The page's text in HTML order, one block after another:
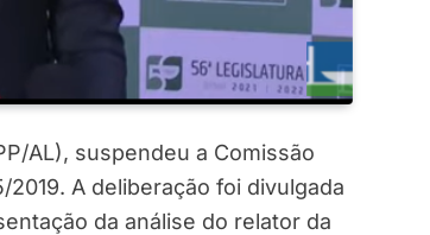
AL), suspendeu a Comissão
2019. A deliberação foi divulgada
da análise do relator da